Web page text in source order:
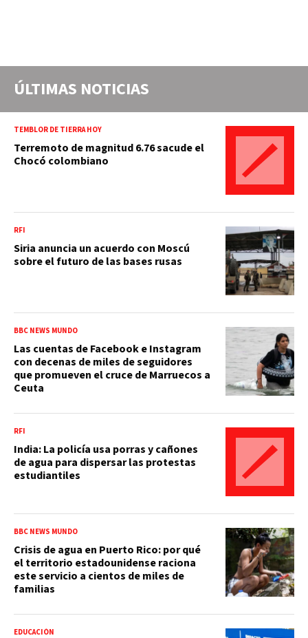
ÚLTIMAS NOTICIAS
TEMBLOR DE TIERRA HOY
Terremoto de magnitud 6.76 sacude el
Chocó colombiano
RFI
Siria anuncia un acuerdo con Moscú
sobre el futuro de las bases rusas
BBC NEWS MUNDO
Las cuentas de Facebook e Instagram
con decenas de miles de seguidores
que promueven el cruce de Marruecos a
Ceuta
RFI
India: La policía usa porras y cañones
de agua para dispersar las protestas
estudiantiles
BBC NEWS MUNDO
Crisis de agua en Puerto Rico: por qué
el territorio estadounidense raciona
este servicio a cientos de miles de
familias
EDUCACIÓN